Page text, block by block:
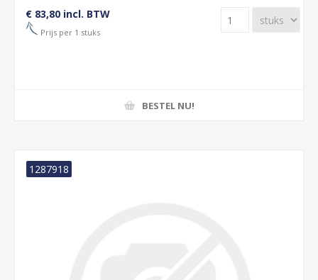
€ 83,80 incl. BTW
Prijs per 1 stuks
BESTEL NU!
1287918